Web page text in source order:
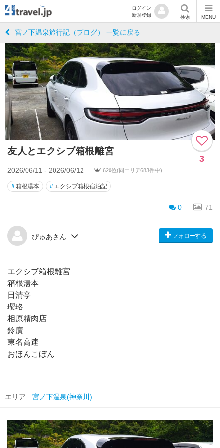
ログイン
新規登録
検索 MENU
宮ノ下温泉旅行記（ブログ） 一覧に戻る
友人とエクシブ箱根離宮
3
2026/06/11 - 2026/06/12 620位(同エリア683件中)
#箱根湯本 # エクシブ箱根宿泊記
0 71
ぴゅあさん フォローする
エクシブ箱根離宮
箱根湯本
日清亭
瓔珞
相原精肉店
鈴廣
東名高速
おほんこぼん
エリア 宮ノ下温泉(神奈川)